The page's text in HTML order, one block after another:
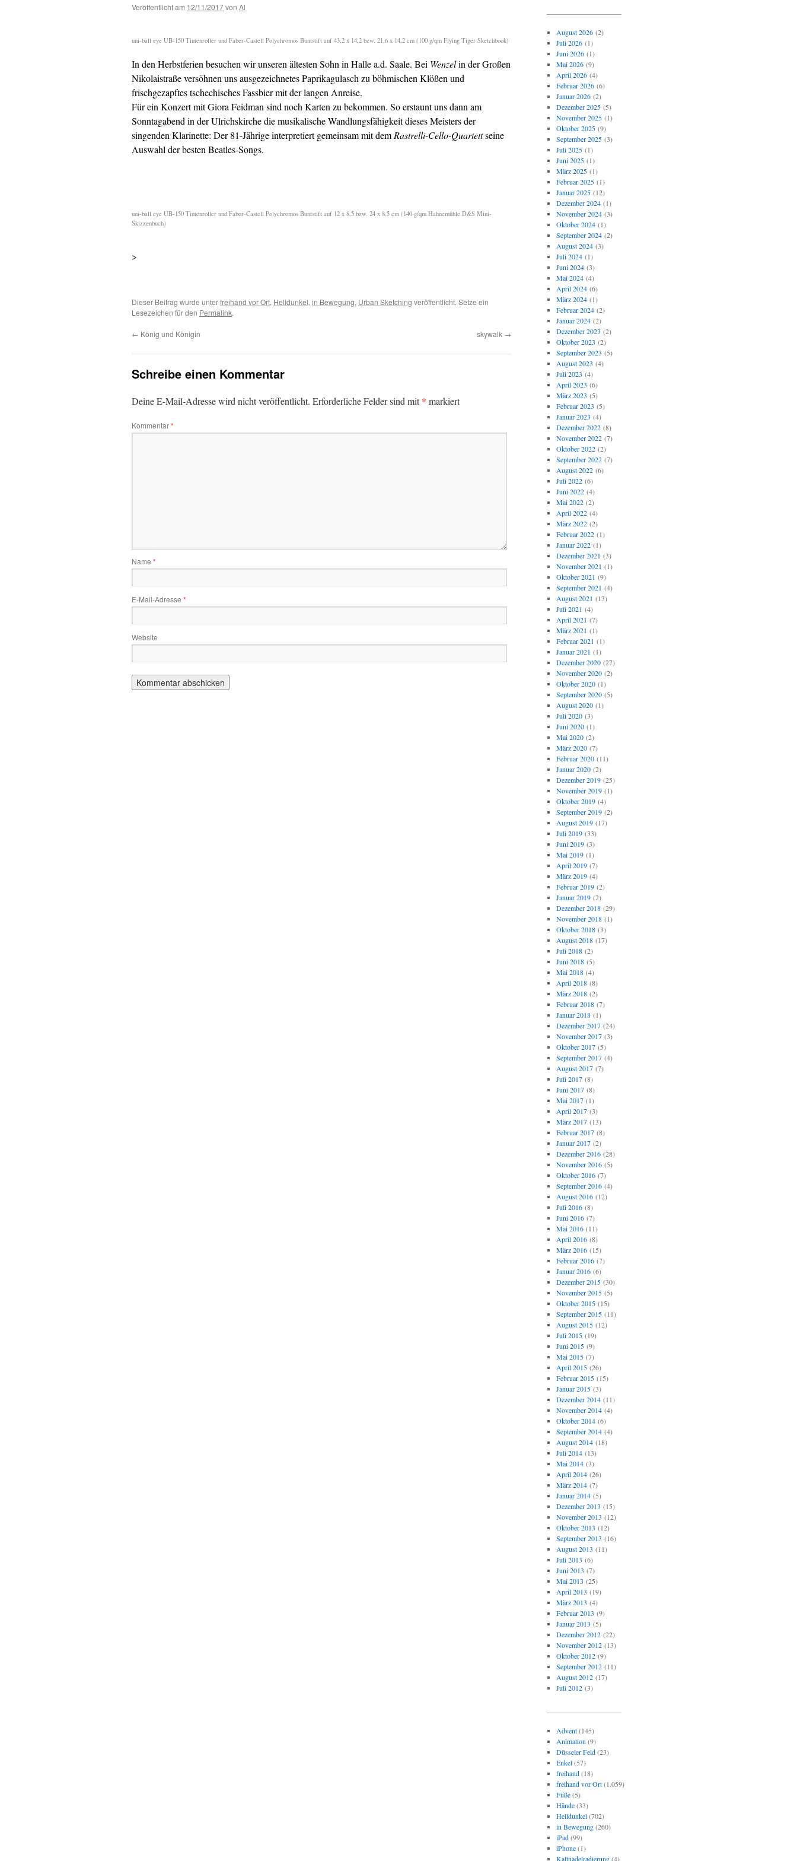
Veröffentlicht am 12/11/2017von Al
uni-ball eye UB-150 Tintenroller und Faber-Castell Polychromos Buntstift auf 43,2 x 14,2 bzw. 21,6 x 14,2 cm (100 g/qm Flying Tiger Sketchbook)
In den Herbstferien besuchen wir unseren ältesten Sohn in Halle a.d. Saale. Bei Wenzelin der Großen
Nikolaistraße versöhnen uns ausgezeichnetes Paprikagulasch zu böhmischen Klößen und
frischgezapftes tschechisches Fassbier mit der langen Anreise.
Für ein Konzert mit Giora Feidman sind noch Karten zu bekommen. So erstaunt uns dann am
Sonntagabend in der Ulrichskirche die musikalische Wandlungsfähigkeit dieses Meisters der
singenden Klarinette: Der 81-Jährige interpretiert gemeinsam mit dem Rastrelli-Cello-Quartettseine
Auswahl der besten Beatles-Songs.
uni-ball eye UB-150 Tintenroller und Faber-Castell Polychromos Buntstift auf 12 x 8,5 bzw. 24 x 8,5 cm (140 g/qm Hahnemühle D&S Mini-
Skizzenbuch)
>
Dieser Beitrag wurde unterfreihand vor Ort, Helldunkel, in Bewegung, Urban Sketching veröffentlicht. Setze ein
Lesezeichen für den Permalink.
← König und Königin skywalk →
Schreibe einen Kommentar
Deine E-Mail-Adresse wird nicht veröffentlicht. Erforderliche Felder sind mit* markiert
Kommentar*
Name *
E-Mail-Adresse *
Website
August 2026(2)
Juli 2026(1)
Juni 2026(1)
Mai 2026(9)
April 2026(4)
Februar 2026(6)
Januar 2026(2)
Dezember 2025(5)
November 2025(1)
Oktober 2025(9)
September 2025(3)
Juli 2025(1)
Juni 2025(1)
März 2025(1)
Februar 2025(1)
Januar 2025(12)
Dezember 2024(1)
November 2024(3)
Oktober 2024(1)
September 2024(2)
August 2024(3)
Juli 2024(1)
Juni 2024(3)
Mai 2024(4)
April 2024(6)
März 2024(1)
Februar 2024(2)
Januar 2024(2)
Dezember 2023 (2)
Oktober 2023 (2)
September 2023 (5)
August 2023 (4)
Juli 2023 (4)
April 2023 (6)
März 2023 (5)
Februar 2023 (5)
Januar 2023 (4)
Dezember 2022(8)
November 2022(7)
Oktober 2022(2)
September 2022(7)
August 2022(6)
Juli 2022(6)
Juni 2022(4)
Mai 2022(2)
April 2022(4)
März 2022(2)
Februar 2022(1)
Januar 2022(1)
Dezember 2021 (3)
November 2021 (1)
Oktober 2021 (9)
September 2021 (4)
August 2021 (13)
Juli 2021 (4)
April 2021 (7)
März 2021 (1)
Februar 2021 (1)
Januar 2021 (1)
Dezember 2020(27)
November 2020(2)
Oktober 2020(1)
September 2020(5)
August 2020(1)
Juli 2020(3)
Juni 2020(1)
Mai 2020(2)
März 2020(7)
Februar 2020(11)
Januar 2020(2)
Dezember 2019(25)
November 2019(1)
Oktober 2019(4)
September 2019(2)
August 2019(17)
Juli 2019(33)
Juni 2019(3)
Mai 2019(1)
April 2019(7)
März 2019(4)
Februar 2019(2)
Januar 2019(2)
Dezember 2018(29)
November 2018(1)
Oktober 2018(3)
August 2018(17)
Juli 2018(2)
Juni 2018(5)
Mai 2018(4)
April 2018(8)
März 2018(2)
Februar 2018(7)
Januar 2018(1)
Dezember 2017(24)
November 2017(3)
Oktober 2017(5)
September 2017(4)
August 2017(7)
Juli 2017(8)
Juni 2017(8)
Mai 2017(1)
April 2017(3)
März 2017(13)
Februar 2017(8)
Januar 2017(2)
Dezember 2016(28)
November 2016(5)
Oktober 2016(7)
September 2016(4)
August 2016(12)
Juli 2016(8)
Juni 2016(7)
Mai 2016(11)
April 2016(8)
März 2016(15)
Februar 2016(7)
Januar 2016(6)
Dezember 2015(30)
November 2015(5)
Oktober 2015(15)
September 2015(11)
August 2015(12)
Juli 2015(19)
Juni 2015(9)
Mai 2015(7)
April 2015(26)
Februar 2015(15)
Januar 2015(3)
Dezember 2014(11)
November 2014(4)
Oktober 2014(6)
September 2014(4)
August 2014(18)
Juli 2014(13)
Mai 2014(3)
April 2014(26)
März 2014(7)
Januar 2014(5)
Dezember 2013 (15)
November 2013 (12)
Oktober 2013 (12)
September 2013 (16)
August 2013 (11)
Juli 2013 (6)
Juni 2013 (7)
Mai 2013 (25)
April 2013 (19)
März 2013 (4)
Februar 2013 (9)
Januar 2013 (5)
Dezember 2012(22)
November 2012(13)
Oktober 2012(9)
September 2012(11)
August 2012(17)
Juli 2012(3)
Advent(145)
Animation (9)
Düsseler Feld(23)
Enkel(57)
freihand(18)
freihand vor Ort(1.059)
Füße(5)
Hände(33)
Helldunkel(702)
in Bewegung(260)
iPad(99)
iPhone(1)
Kaltnadelradierung(4)